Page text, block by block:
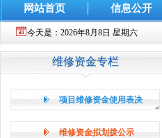
网站首页 信息公开
今天是： 2026年8月8日 星期六
维修资金专栏
项目维修资金使用表决
维修资金拟划拨公示